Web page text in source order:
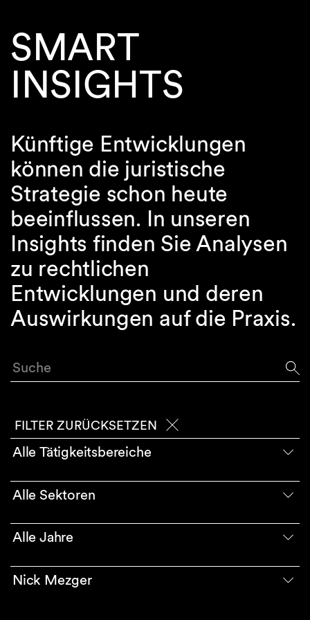
SMART
INSIGHTS
Künftige Entwicklungen
können die juristische
Strategie schon heute
beeinflussen. In unseren
Insights finden Sie Analysen
zu rechtlichen
Entwicklungen und deren
Auswirkungen auf die Praxis.
Suche
FILTER ZURÜCKSETZEN
Alle Tätigkeitsbereiche
Alle Sektoren
Alle Jahre
Nick Mezger